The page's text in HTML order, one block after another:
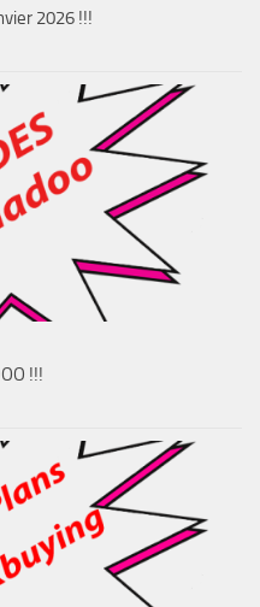
2026 !!!
!!!